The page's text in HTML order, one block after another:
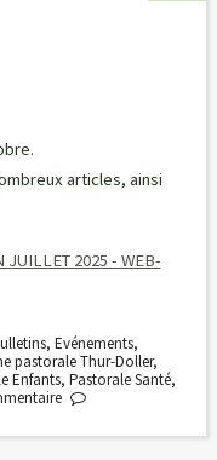
articles, ainsi
JUILLET 2025 - WEB-
, Evénements,
pastorale Thur-Doller,
Enfants, Pastorale Santé,